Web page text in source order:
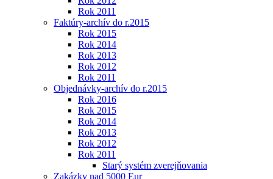
Rok 2011
Faktúry-archív do r.2015
Rok 2015
Rok 2014
Rok 2013
Rok 2012
Rok 2011
Objednávky-archív do r.2015
Rok 2016
Rok 2015
Rok 2014
Rok 2013
Rok 2012
Rok 2011
Starý systém zverejňovania
Zakázky nad 5000 Eur